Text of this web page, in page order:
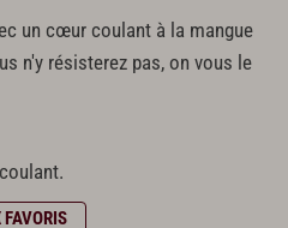
un cœur coulant à la mangue
n'y résisterez pas, on vous le